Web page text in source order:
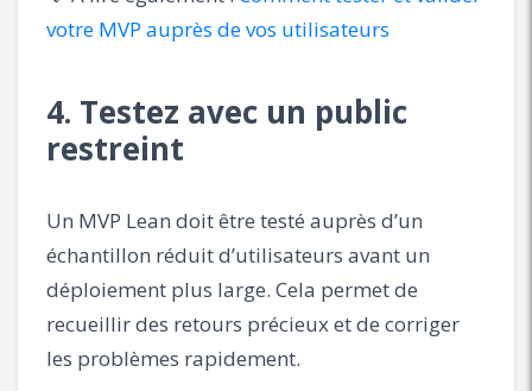
votre MVP auprès de vos utilisateurs
4. Testez avec un public
restreint
Un MVP Lean doit être testé auprès d’un
échantillon réduit d’utilisateurs avant un
déploiement plus large. Cela permet de
recueillir des retours précieux et de corriger
les problèmes rapidement.